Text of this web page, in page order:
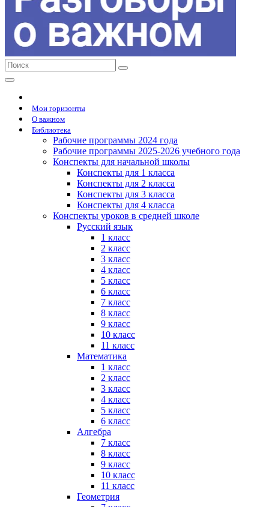
Мои горизонты
О важном
Библиотека
Рабочие программы 2024 года
Рабочие программы 2025-2026 учебного года
Конспекты для начальной школы
Конспекты для 1 класса
Конспекты для 2 класса
Конспекты для 3 класса
Конспекты для 4 класса
Конспекты уроков в средней школе
Русский язык
1 класс
2 класс
3 класс
4 класс
5 класс
6 класс
7 класс
8 класс
9 класс
10 класс
11 класс
Математика
1 класс
2 класс
3 класс
4 класс
5 класс
6 класс
Алгебра
7 класс
8 класс
9 класс
10 класс
11 класс
Геометрия